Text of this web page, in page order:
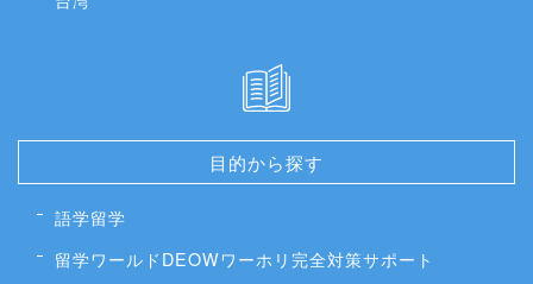
目的から探す
語学留学
留学ワールドDEOWワーホリ完全対策サポート